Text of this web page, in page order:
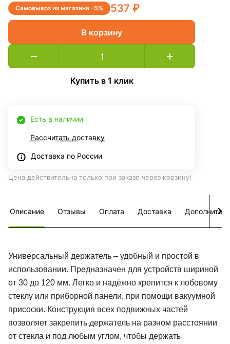
Самовывоз из магазина -5% 537 ₽
В корзину
Купить в 1 клик
Есть в наличии
Рассчитать доставку
Доставка по России
Цена действительна только при заказе через корзину!
Описание Отзывы Оплата Доставка
Универсальный держатель – удобный и простой в
использовании. Предназначен для устройств шириной
от 30 до 120 мм. Легко и надёжно крепится к лобовому
стеклу или приборной панели, при помощи вакуумной
присоски. Конструкция всех подвижных частей
позволяет закрепить держатель на разном расстоянии
от стекла и под любым углом, чтобы держать